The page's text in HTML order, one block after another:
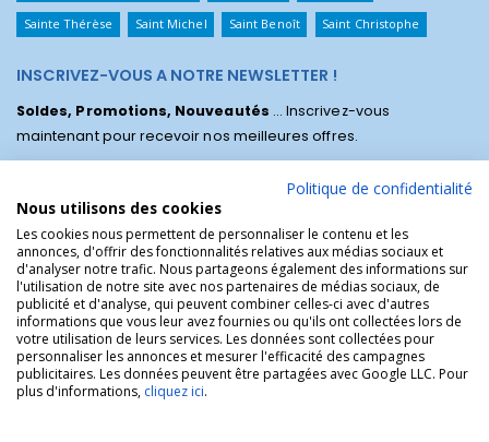
Sainte Thérèse Saint Michel Saint Benoît Saint Christophe
INSCRIVEZ-VOUS A NOTRE NEWSLETTER !
Soldes, Promotions, Nouveautés ... Inscrivez-vous
maintenant pour recevoir nos meilleures offres.
La Boutique des Chrétiens © | La boutique religieuse chrétienne de
référence !.
Politique de confidentialité
Nous utilisons des cookies
Les cookies nous permettent de personnaliser le contenu et les
annonces, d'offrir des fonctionnalités relatives aux médias sociaux et
d'analyser notre trafic. Nous partageons également des informations sur
l'utilisation de notre site avec nos partenaires de médias sociaux, de
publicité et d'analyse, qui peuvent combiner celles-ci avec d'autres
informations que vous leur avez fournies ou qu'ils ont collectées lors de
votre utilisation de leurs services. Les données sont collectées pour
personnaliser les annonces et mesurer l'efficacité des campagnes
publicitaires. Les données peuvent être partagées avec Google LLC. Pour
plus d'informations, cliquez ici.